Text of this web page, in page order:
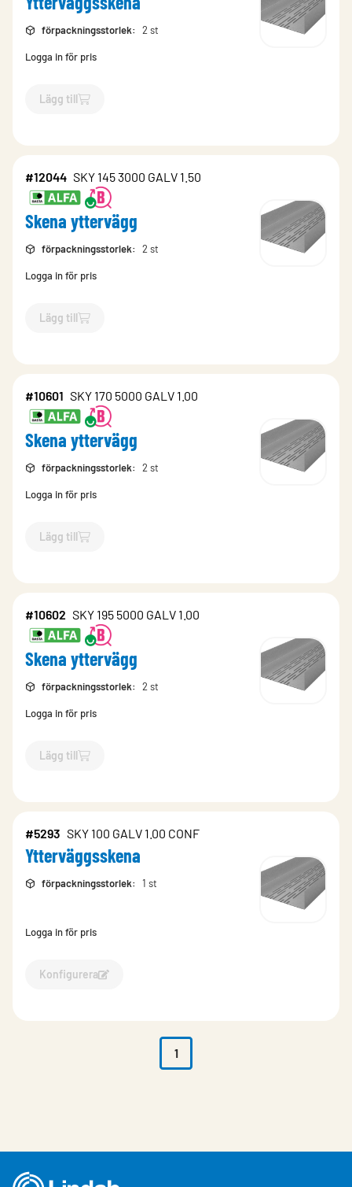
förpackningsstorlek: 2 st
Logga in för pris
Lägg till
`$Lägg till
#12044 SKY 145 3000 GALV 1.50
Skena yttervägg
förpackningsstorlek: 2 st
Logga in för pris
Lägg till
`$Lägg till
#10601 SKY 170 5000 GALV 1.00
Skena yttervägg
förpackningsstorlek: 2 st
Logga in för pris
Lägg till
`$Lägg till
#10602 SKY 195 5000 GALV 1.00
Skena yttervägg
förpackningsstorlek: 2 st
Logga in för pris
Lägg till
`$Lägg till
#5293 SKY 100 GALV 1.00 CONF
Ytterväggsskena
förpackningsstorlek: 1 st
Logga in för pris
Konfigurera
Konfigurera Ytterväggsskena-5293
1